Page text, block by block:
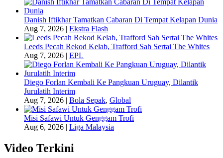
Danish Iftikhar Tamatkan Cabaran Di Tempat Kelapan Dunia
Aug 7, 2026
Ekstra Flash
Leeds Pecah Rekod Kelab, Trafford Sah Sertai The Whites
Aug 7, 2026
EPL
Diego Forlan Kembali Ke Pangkuan Uruguay, Dilantik
Jurulatih Interim
Aug 7, 2026
Bola Sepak, Global
Misi Safawi Untuk Genggam Trofi
Aug 6, 2026
Liga Malaysia
Video Terkini